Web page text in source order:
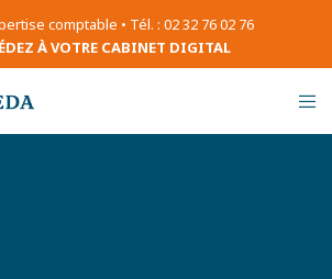
comptable • Tél. : 02 32 76 02 76
À VOTRE CABINET DIGITAL